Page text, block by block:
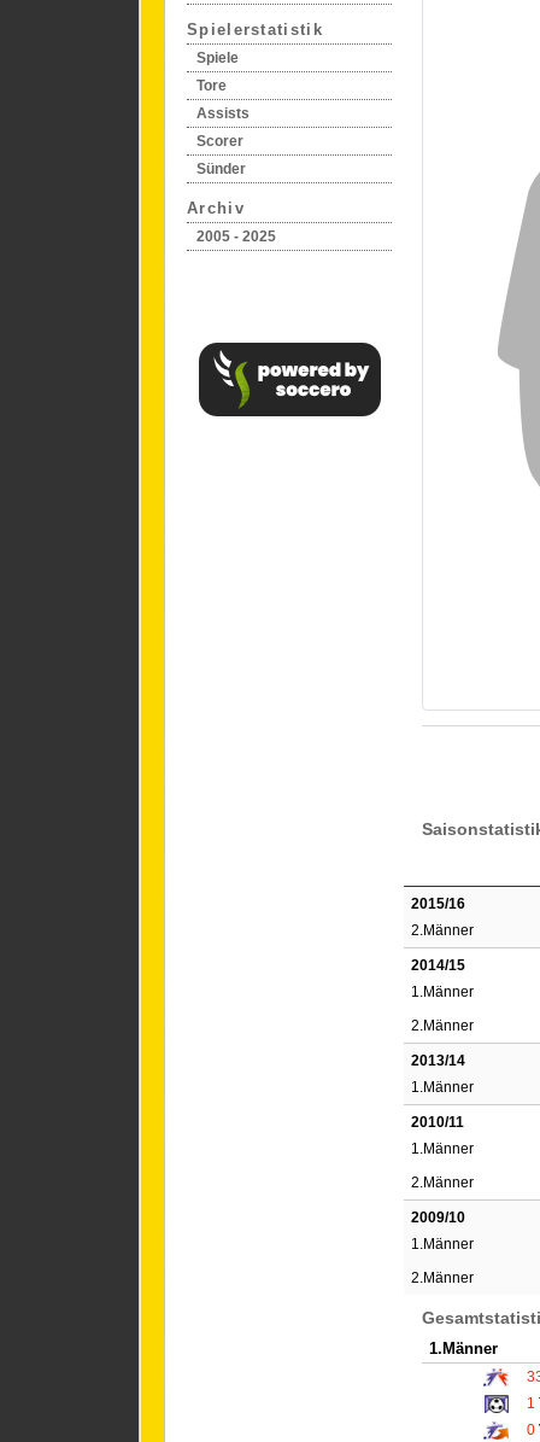
Spielerstatistik
Spiele
Tore
Assists
Scorer
Sünder
Archiv
2005 - 2025
2015/16
2.Männer
2014/15
1.Männer
2.Männer
2013/14
1.Männer
2010/11
1.Männer
2.Männer
2009/10
1.Männer
2.Männer
1.Männer
1
0